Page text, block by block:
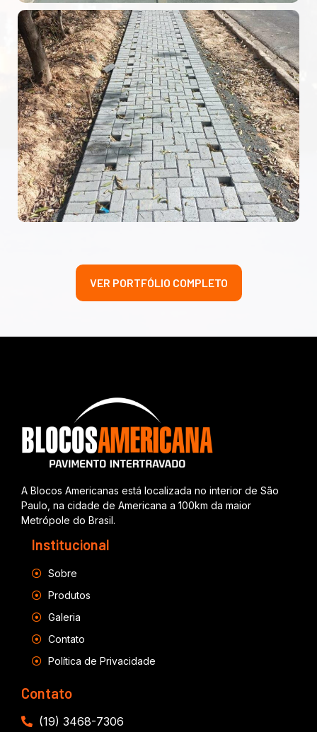
VER PORTFÓLIO COMPLETO
A Blocos Americanas está localizada no interior de São
Paulo, na cidade de Americana a 100km da maior
Metrópole do Brasil.
Institucional
Sobre
Produtos
Galeria
Contato
Política de Privacidade
Contato
(19) 3468-7306